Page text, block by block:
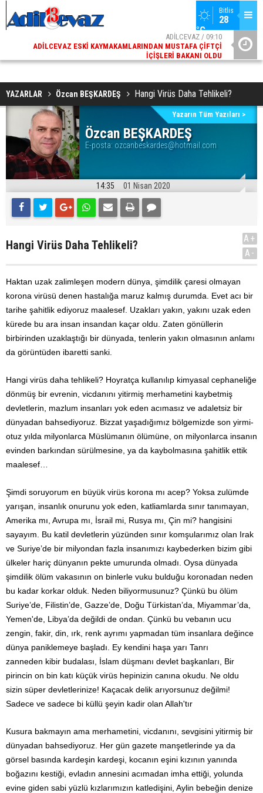
Bitlis
28
°C
ADİLCEVAZ / 09:10
ADILCEVAZ ESKI KAYMAKAMLARINDAN MUSTAFA ÇIFTÇI
İÇIŞLERI BAKANI OLDU
YAZARLAR Özcan BEŞKARDEŞ Hangi Virüs Daha Tehlikeli?
Özcan BEŞKARDEŞ
E-posta: ozcanbeskardes@hotmail.com
Yazarın Tüm Yazıları >
14:35 01 Nisan 2020
Hangi Virüs Daha Tehlikeli?
A+
A-
Haktan uzak zalimleşen modern dünya, şimdilik çaresi olmayan
korona virüsü denen hastalığa maruz kalmış durumda. Evet acı bir
tarihe şahitlik ediyoruz maalesef. Uzakları yakın, yakını uzak eden
kürede bu ara insan insandan kaçar oldu. Zaten gönüllerin
birbirinden uzaklaştığı bir dünyada, tenlerin yakın olmasının anlamı
da görüntüden ibaretti sanki.
Hangi virüs daha tehlikeli? Hoyratça kullanılıp kimyasal cephaneliğe
dönmüş bir evrenin, vicdanını yitirmiş merhametini kaybetmiş
devletlerin, mazlum insanları yok eden acımasız ve adaletsiz bir
dünyadan bahsediyoruz. Bizzat yaşadığımız bölgemizde son yirmi-
otuz yılda milyonlarca Müslümanın ölümüne, on milyonlarca insanın
evinden barkından sürülmesine, ya da kaybolmasına şahitlik ettik
maalesef…
Şimdi soruyorum en büyük virüs korona mı acep? Yoksa zulümde
yarışan, insanlık onurunu yok eden, katliamlarda sınır tanımayan,
Amerika mı, Avrupa mı, İsrail mi, Rusya mı, Çin mi? hangisini
sayayım. Bu katil devletlerin yüzünden sınır komşularımız olan Irak
ve Suriye’de bir milyondan fazla insanımızı kaybederken bizim gibi
ülkeler hariç dünyanın pekte umurunda olmadı. Oysa dünyada
şimdilik ölüm vakasının on binlerle vuku bulduğu koronadan neden
bu kadar korkar olduk. Neden biliyormusunuz? Çünkü bu ölüm
Suriye’de, Filistin’de, Gazze’de, Doğu Türkistan’da, Miyammar’da,
Yemen'de, Libya’da değildi de ondan. Çünkü bu vebanın ucu
zengin, fakir, din, ırk, renk ayrımı yapmadan tüm insanlara değince
dünya paniklemeye başladı. Ey kendini haşa yarı Tanrı
zanneden kibir budalası, İslam düşmanı devlet başkanları, Bir
pirincin on bin katı küçük virüs hepinizin canına okudu. Ne oldu
sizin süper devletlerinize! Kaçacak delik arıyorsunuz değilmi!
Sadece ve sadece bi küllü şeyin kadir olan Allah'tır
Kusura bakmayın ama merhametini, vicdanını, sevgisini yitirmiş bir
dünyadan bahsediyoruz. Her gün gazete manşetlerinde ya da
görsel basında kardeşin kardeşi, kocanın eşini kızının yanında
boğazını kestiği, evladın annesini acımadan imha ettiği, yolunda
evine giden sabi yüzlü kızlarımızın katledişini, Aylin bebeğin denize